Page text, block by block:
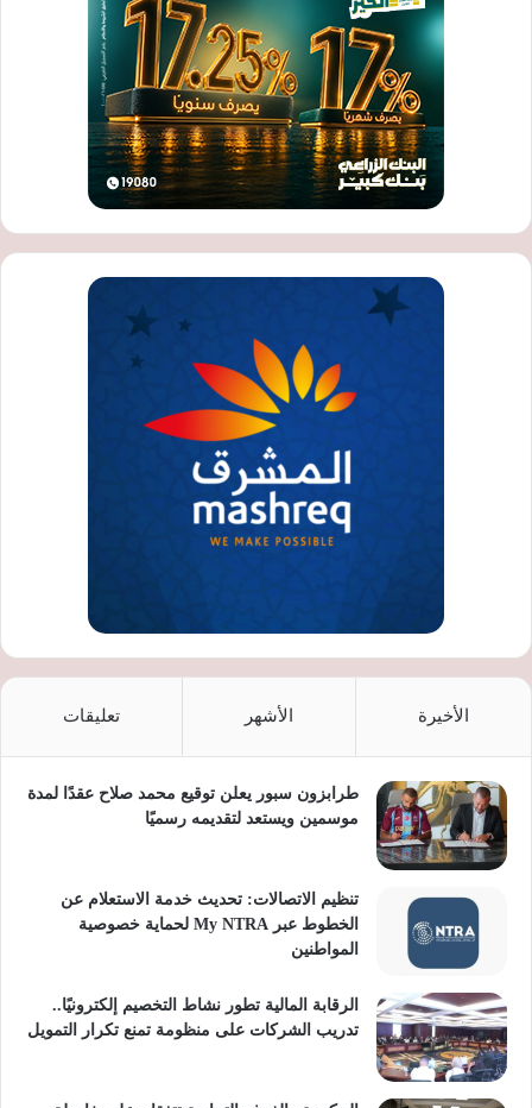
الأخيرة الأشهر تعليقات
طرابزون سبور يعلن توقيع محمد صلاح عقدًا لمدة
موسمين ويستعد لتقديمه رسميًا
تنظيم الاتصالات: تحديث خدمة الاستعلام عن
الخطوط عبر My NTRA لحماية خصوصية
المواطنين
الرقابة المالية تطور نشاط التخصيم إلكترونيًا..
تدريب الشركات على منظومة تمنع تكرار التمويل